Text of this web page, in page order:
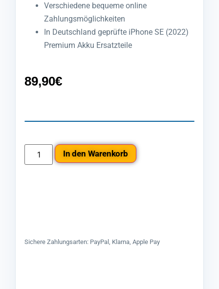
Verschiedene bequeme online
Zahlungsmöglichkeiten
In Deutschland geprüfte iPhone SE (2022)
Premium Akku Ersatzteile
89,90€
In den Warenkorb
Sichere Zahlungsarten: PayPal, Klarna, Apple Pay